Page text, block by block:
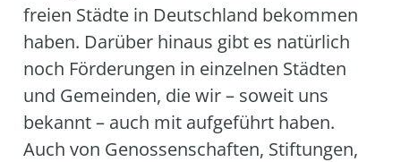
frei­en Städ­te in Deutsch­land bekom­men
haben. Dar­über hin­aus gibt es natür­lich
noch För­de­run­gen in ein­zel­nen Städ­ten
und Gemein­den, die wir – soweit uns
bekannt – auch mit auf­ge­führt haben.
Auch von Genos­sen­schaf­ten, Stif­tun­gen,